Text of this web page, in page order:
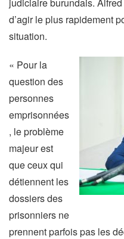
d’agir le plus rapidement
situation.
« Pour la
question des
personnes
emprisonnées
, le problème
majeur est
que ceux qui
détiennent les
dossiers des
prisonniers ne
prennent parfois pas les